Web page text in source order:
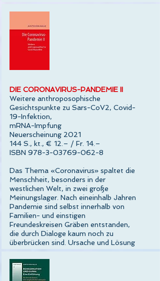
DIE CORONAVIRUS-PANDEMIE II
Weitere anthroposophische
Gesichtspunkte zu Sars-CoV2, Covid-
19-Infektion,
mRNA-Impfung
Neuerscheinung 2021
144 S., kt., € 12.– / Fr. 14.–
ISBN 978-3-03769-062-8
Das Thema «Coronavirus» spaltet die
Menschheit, besonders in der
westlichen Welt, in zwei große
Meinungslager. Nach eineinhalb Jahren
Pandemie sind selbst innerhalb von
Familien- und einstigen
Freundeskreisen Gräben entstanden,
die durch Dialoge kaum noch zu
überbrücken sind. Ursache und Lösung